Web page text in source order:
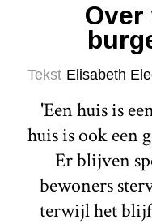
Over
Tekst Elisabeth
'Een huis is
huis is ook een
Er blijven
bewoners
terwijl het